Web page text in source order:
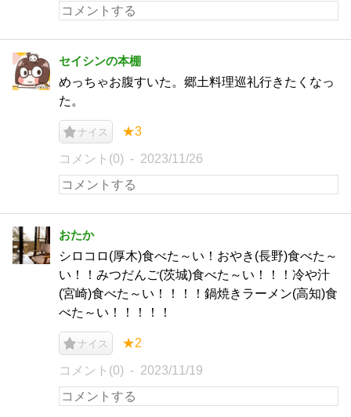
セイシンの本棚
めっちゃお腹すいた。郷土料理巡礼行きたくなっ
た。
ナイス ★3
コメント(0) 2023/11/26
おたか
シロコロ(厚木)食べた～い！おやき(長野)食べた～
い！！みつだんご(茨城)食べた～い！！！冷や汁
(宮崎)食べた～い！！！！鍋焼きラーメン(高知)食
べた～い！！！！！
ナイス ★2
コメント(0) 2023/11/19